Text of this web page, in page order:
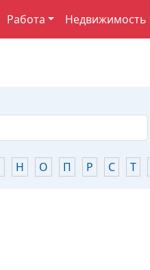
Работа Недвижимость
Н О П Р С Т